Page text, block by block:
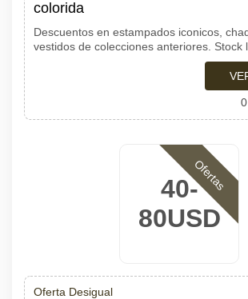
colorida
Descuentos en estampados iconicos,
vestidos de colecciones anteriores. Stock
40-
80USD
Ofertas
Oferta Desigual